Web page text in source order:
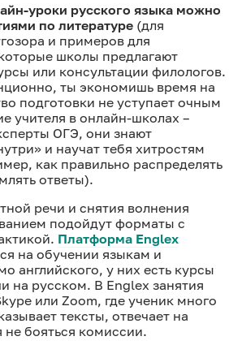
уроки русского языка можно
по литературе (для
и примеров для
школы предлагают
или консультации филологов.
ты экономишь время на
подготовки не уступает очным
учителя в онлайн-школах –
ОГЭ, они знают
и научат тебя хитростям
как правильно распределять
ответы).
речи и снятия волнения
подойдут форматы с
Платформа Englex
на обучении языкам и
английского, у них есть курсы
на русском. В Englex занятия
или Zoom, где ученик много
тексты, отвечает на
не бояться комиссии.